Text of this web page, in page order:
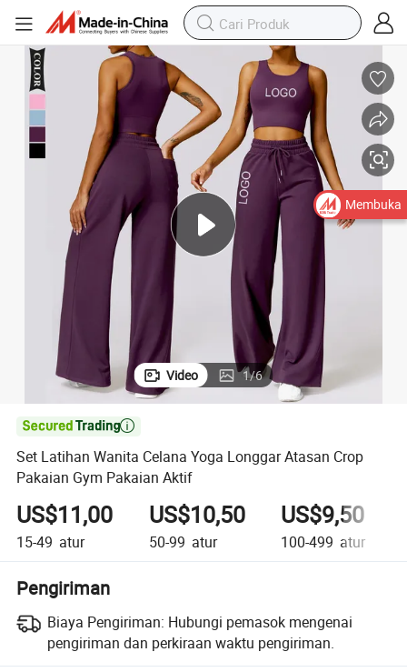
Video 1/6

Set Latihan Wanita Celana Yoga Longgar Atasan Crop
Pakaian Gym Pakaian Aktif
US$11,00
15-49 atur
US$10,50
50-99 atur
US$9,50
100-499 atur
Pengiriman
Biaya Pengiriman: Hubungi pemasok mengenai
pengiriman dan perkiraan waktu pengiriman.
Membuka